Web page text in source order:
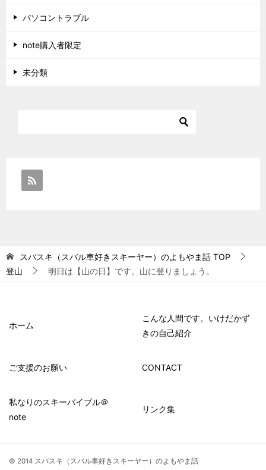
パソコントラブル
note購入者限定
未分類
スバスキ（スバル車好きスキーヤー）のよもやま話 TOP
登山
明日は【山の日】です。山に登りましょう。
ホーム
こんな人間です。いけだかず
きの自己紹介
ご支援のお願い CONTACT
私なりのスキーバイブル＠
note
リンク集
© 2014 スバスキ（スバル車好きスキーヤー）のよもやま話